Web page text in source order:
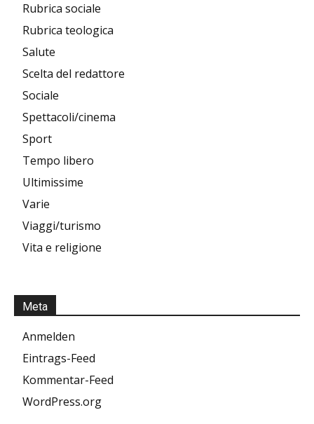
Rubrica sociale
Rubrica teologica
Salute
Scelta del redattore
Sociale
Spettacoli/cinema
Sport
Tempo libero
Ultimissime
Varie
Viaggi/turismo
Vita e religione
Meta
Anmelden
Eintrags-Feed
Kommentar-Feed
WordPress.org